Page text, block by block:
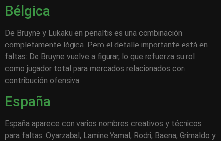
Bélgica
De Bruyne y Lukaku en penaltis es una combinación
completamente lógica. Pero el detalle importante está en
faltas: De Bruyne vuelve a figurar, lo que refuerza su rol
como jugador total para mercados relacionados con
contribución ofensiva.
España
España aparece con varios nombres creativos y técnicos
para faltas. Oyarzabal, Lamine Yamal, Rodri, Baena, Grimaldo y